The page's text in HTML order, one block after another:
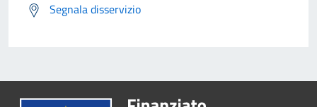
Segnala disservizio